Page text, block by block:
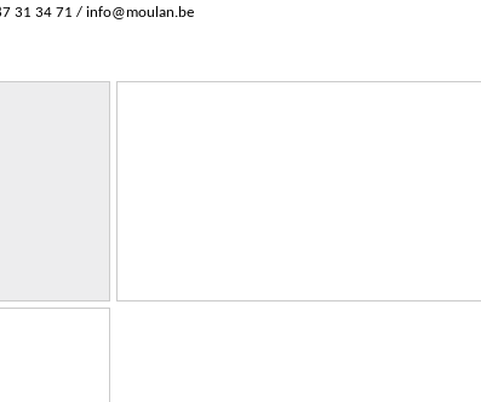
31 34 71 / info@moulan.be